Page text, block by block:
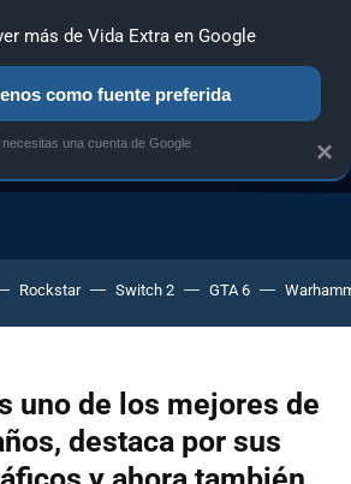
OFERTAS
Rockstar Switch 2 GTA 6
uno de los mejores de
destaca por sus
×
más de Vida Extra en Google
como fuente preferida
necesitas una cuenta de Google